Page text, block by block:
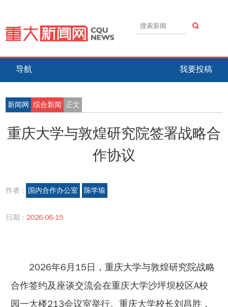
导航 我要投稿
新闻网 综合新闻 正文
重庆大学与敦煌研究院签署战略合
作协议
作者 : 国内合作办公室 陈学瑜
日期 : 2026-06-15
2026年6月15日，重庆大学与敦煌研究院战略
合作签约及座谈交流会在重庆大学沙坪坝校区A校
园一大楼213会议室举行。重庆大学校长刘昌胜，